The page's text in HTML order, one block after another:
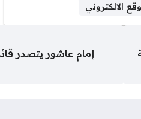
الالكتروني
إمام عاشور يتصدر